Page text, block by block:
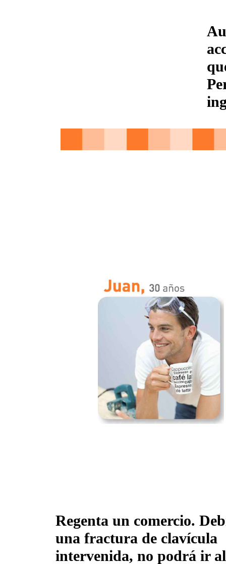
Regenta un comercio.
una fractura de clavícula
intervenida, no podrá ir al